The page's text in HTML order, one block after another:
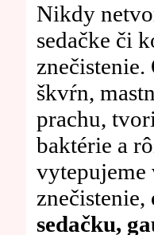
Nikdy
sedačke či
škvŕn,
prachu,
baktérie a
vytepujeme
znečistenie,
sedačku,